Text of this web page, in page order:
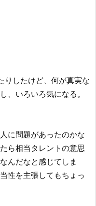
りしたけど、何が真実な
、いろいろ気になる。
に問題があったのかな
ら相当タレントの意思
んだなと感じてしま
性を主張してもちょっ